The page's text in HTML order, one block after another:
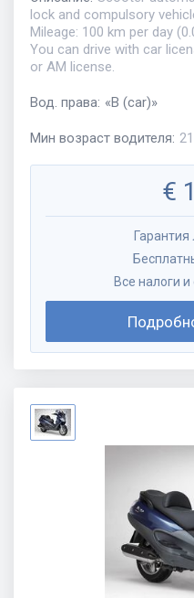
lock and compulsory
Mileage: 100 km per day
You can drive with car
or AM license.
Вод. права: «B (car)»
Мин возраст водителя: 21
€
Все налоги